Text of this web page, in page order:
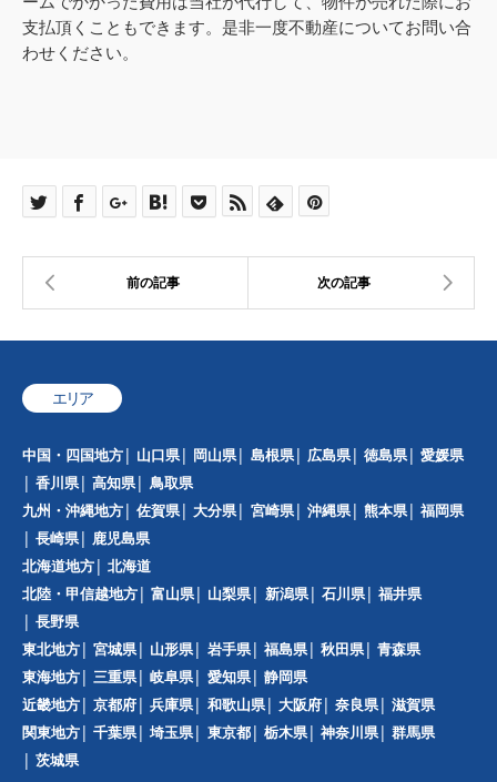
支払頂くこともできます。是非一度不動産についてお問い合
わせください。
エリア
中国・四国地方 山口県 岡山県 島根県 広島県 徳島県
愛媛県
香川県
高知県
鳥取県
九州・沖縄地方
佐賀県 大分県 宮崎県 沖縄県 熊本県
福岡県
長崎県
鹿児島県
北海道地方
北海道
北陸・甲信越地方
富山県 山梨県 新潟県 石川県
福井県
長野県
東北地方
宮城県 山形県 岩手県 福島県 秋田県
青森県
東海地方
三重県 岐阜県 愛知県
静岡県
近畿地方
京都府 兵庫県 和歌山県 大阪府 奈良県
滋賀県
関東地方
千葉県 埼玉県 東京都 栃木県 神奈川県
群馬県
茨城県